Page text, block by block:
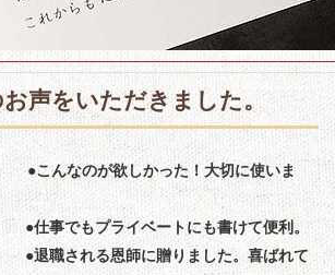
声をいただきました。
なのが欲しかった！大切に使いま
でもプライベートにも書けて便利。
される恩師に贈りました。喜ばれて